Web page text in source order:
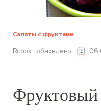
Салаты с фруктами
Rcook обновлено
Фруктовый